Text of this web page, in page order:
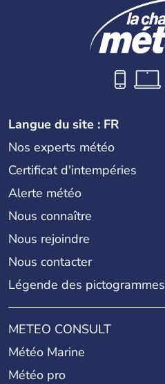
Langue du site : FR
Nos experts météo
Certificat d'intempéries
Alerte météo
Nous connaître
Nous rejoindre
Nous contacter
Légende des pictogrammes
METEO CONSULT
Météo Marine
Météo pro